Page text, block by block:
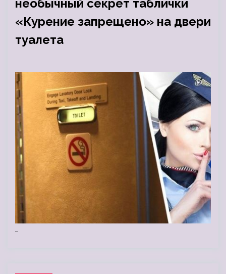
необычный секрет таблички
«Курение запрещено» на двери
туалета
…